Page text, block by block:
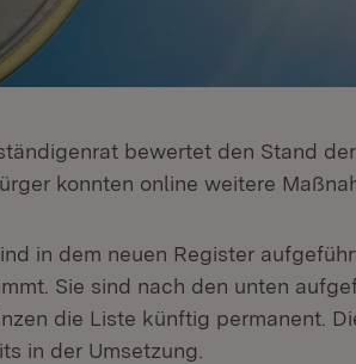
bewertet den Stand
konnten online weitere
in dem neuen Register
Sie sind nach den unten
die Liste künftig permanent.
in der Umsetzung.